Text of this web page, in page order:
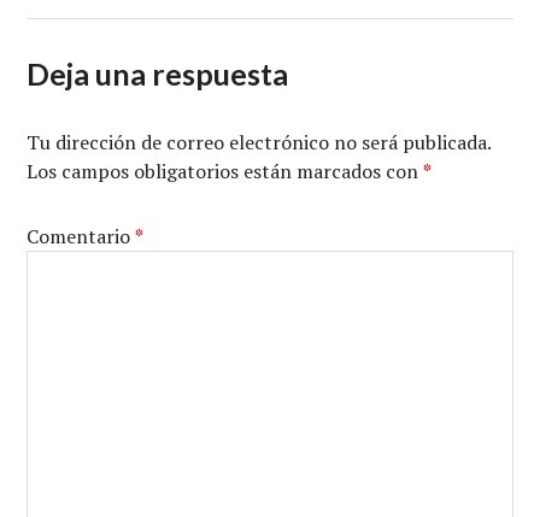
Deja una respuesta
Tu dirección de correo electrónico no será publicada.
Los campos obligatorios están marcados con*
Comentario*